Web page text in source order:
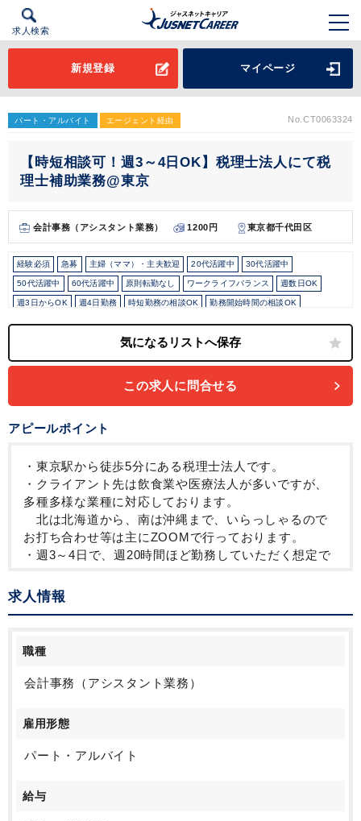
求人検索
新規登録 マイページ
パート・アルバイト エージェント経由 No.CT0063324
【時短相談可！週3～4日OK】税理士法人にて税
理士補助業務@東京
会計事務（アシスタント業務） 1200円 東京都千代田区
経験必須 急募 主婦（ママ）・主夫歓迎 20代活躍中 30代活躍中
50代活躍中 60代活躍中 原則転勤なし ワークライフバランス 週数日OK
週3日からOK 週4日勤務 時短勤務の相談OK 勤務開始時間の相談OK
駅から徒歩5分以内 オフィスカジュアルOK
オフィスが禁煙 少人数の職場（所属部門の人数3人以下）
社内システム等のOJT 業務手順等のOJT
この求人に問合せる
アピールポイント
・東京駅から徒歩5分にある税理士法人です。
・クライアント先は飲食業や医療法人が多いですが、
多種多様な業種に対応しております。
北は北海道から、南は沖縄まで、いらっしゃるので
お打ち合わせ等は主にZOOMで行っております。
・週3～4日で、週20時間ほど勤務していただく想定で
す。
勤務時間や日数はご相談可能ですので、まずはご希
望をお聞かせください。
業務の補助）のある方の応募をお待ちしております。
・禁煙/オフィスカジュアル/男女別トイレ/掃除なし
求人情報
職種
会計事務（アシスタント業務）
雇用形態
パート・アルバイト
給与